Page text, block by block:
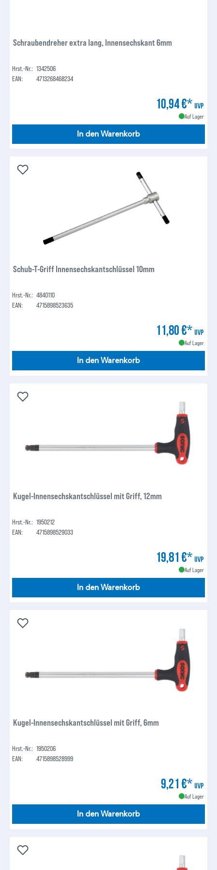
Schraubendreher extra lang, Innensechskant 6mm
Hrst.-Nr.: 1342506
EAN:
4713268468234
10,94 €* UVP
Auf Lager
In den Warenkorb
Schub-T-Griff Innensechskantschlüssel 10mm
Hrst.-Nr.: 4840110
EAN:
4715898523635
11,80 €* UVP
Auf Lager
In den Warenkorb
Kugel-Innensechskantschlüssel mit Griff, 12mm
Hrst.-Nr.: 1950212
EAN:
4715898529033
19,81 €* UVP
Auf Lager
In den Warenkorb
Kugel-Innensechskantschlüssel mit Griff, 6mm
Hrst.-Nr.: 1950206
EAN:
4715898528999
9,21 €* UVP
Auf Lager
In den Warenkorb